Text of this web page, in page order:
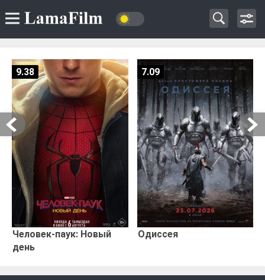
Человек-паук: Новый
день
9.38
Одиссея
7.09